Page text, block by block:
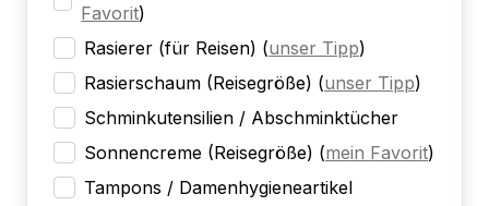
Favorit)
Rasierer (für Reisen) (unser Tipp)
Rasierschaum (Reisegröße) (unser Tipp)
Schminkutensilien / Abschminktücher
Sonnencreme (Reisegröße) (mein Favorit)
Tampons / Damenhygieneartikel